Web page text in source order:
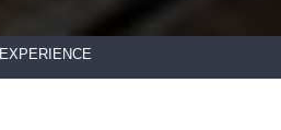
EXPERIENCE